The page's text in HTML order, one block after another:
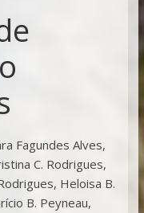
Fagundes Alves,
C. Rodrigues,
Heloisa B.
B. Peyneau,